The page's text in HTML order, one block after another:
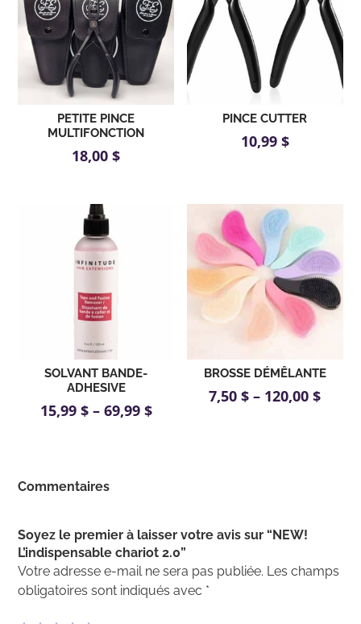
PETITE PINCE
MULTIFONCTION
18,00$
PINCE CUTTER
10,99 $
SOLVANT BANDE-
ADHESIVE
15,99 $– 69,99 $
BROSSE DÉMÊLANTE
7,50$ – 120,00$
Commentaires
Soyez le premier à laisser votre avis sur “NEW!
L’indispensable chariot 2.0”
Votre adresse e-mail ne sera pas publiée. Les champs
obligatoires sont indiqués avec *